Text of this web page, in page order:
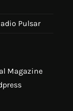
Pulsar
Magazine